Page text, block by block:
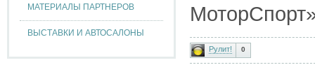
МАТЕРИАЛЫ ПАРТНЕРОВ
ВЫСТАВКИ И АВТОСАЛОНЫ
Рулит! 0